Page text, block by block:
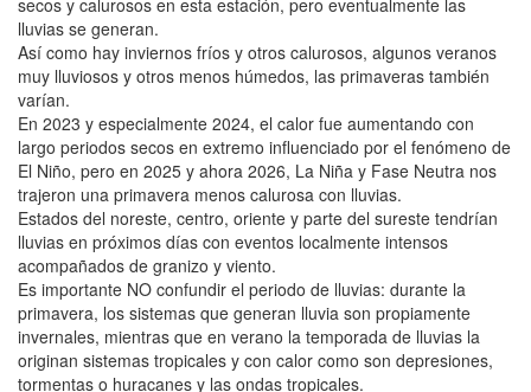
secos y calurosos en esta estación, pero eventualmente las
lluvias se generan.
Así como hay inviernos fríos y otros calurosos, algunos veranos
muy lluviosos y otros menos húmedos, las primaveras también
varían.
En 2023 y especialmente 2024, el calor fue aumentando con
largo periodos secos en extremo influenciado por el fenómeno de
El Niño, pero en 2025 y ahora 2026, La Niña y Fase Neutra nos
trajeron una primavera menos calurosa con lluvias.
Estados del noreste, centro, oriente y parte del sureste tendrían
lluvias en próximos días con eventos localmente intensos
acompañados de granizo y viento.
Es importante NO confundir el periodo de lluvias: durante la
primavera, los sistemas que generan lluvia son propiamente
invernales, mientras que en verano la temporada de lluvias la
originan sistemas tropicales y con calor como son depresiones,
tormentas o huracanes y las ondas tropicales.